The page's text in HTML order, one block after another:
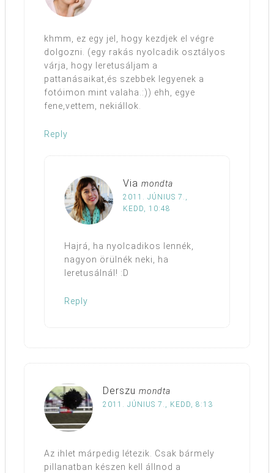
khmm, ez egy jel, hogy kezdjek el végre
dolgozni. (egy rakás nyolcadik osztályos
várja, hogy leretusáljam a
pattanásaikat,és szebbek legyenek a
fotóimon mint valaha.:)) ehh, egye
fene,vettem, nekiállok.
Reply
Via mondta
2011. JÚNIUS 7.,
KEDD, 10:48
Hajrá, ha nyolcadikos lennék,
nagyon örülnék neki, ha
leretusálnál! :D
Reply
Derszu mondta
2011. JÚNIUS 7., KEDD, 8:13
Az ihlet márpedig létezik. Csak bármely
pillanatban készen kell állnod a